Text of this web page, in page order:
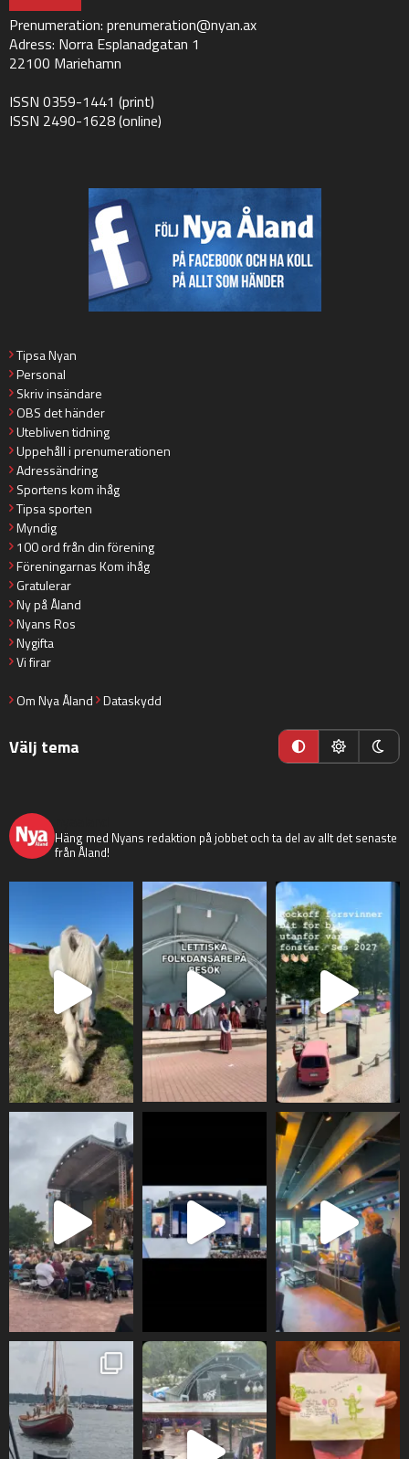
Prenumeration: prenumeration@nyan.ax
Adress: Norra Esplanadgatan 1
22100 Mariehamn
ISSN 0359-1441 (print)
ISSN 2490-1628 (online)
Tipsa Nyan
Personal
Skriv insändare
OBS det händer
Utebliven tidning
Uppehåll i prenumerationen
Adressändring
Sportens kom ihåg
Tipsa sporten
Myndig
100 ord från din förening
Föreningarnas Kom ihåg
Gratulerar
Ny på Åland
Nyans Ros
Nygifta
Vi firar
Om Nya Åland Dataskydd
Välj tema
Häng med Nyans redaktion på jobbet och ta del av allt det senaste
från Åland!